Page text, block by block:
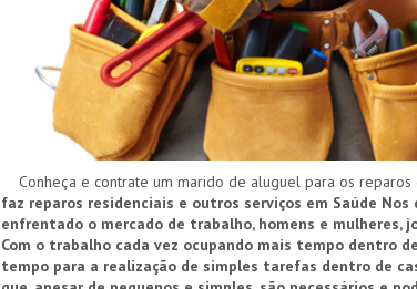
Conheça e contrate um marido de aluguel para os reparos
faz reparos residenciais e outros serviços em Saúde Nos
enfrentado o mercado de trabalho, homens e mulheres,
Com o trabalho cada vez ocupando mais tempo dentro
tempo para a realização de simples tarefas dentro de